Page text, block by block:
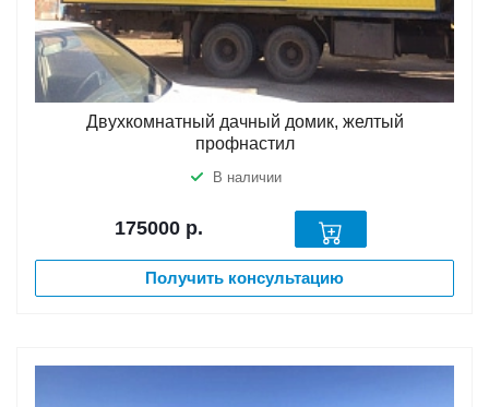
Двухкомнатный дачный домик, желтый
профнастил
В наличии
175000 р.
Получить консультацию